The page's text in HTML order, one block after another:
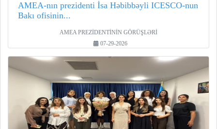
AMEA-nın prezidenti İsa Həbibbəyli ICESCO-nun
Bakı ofisinin...
AMEA PREZİDENTİNİN GÖRÜŞLƏRİ
07-29-2026